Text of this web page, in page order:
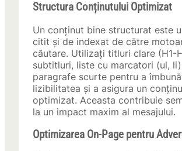
Structura Conținutului Optimizat
Un conținut bine structurat este
citit și de indexat de către
căutare. Utilizați titluri clare (H1-
subtitluri, liste cu marcatori (ul,
paragrafe scurte pentru a
lizibilitatea și a asigura un
optimizat. Aceasta contribuie
la un impact maxim al mesajului.
Optimizarea On-Page pentru